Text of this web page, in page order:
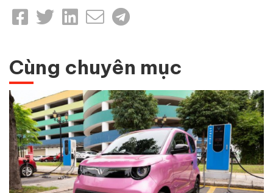
Cùng chuyên mục